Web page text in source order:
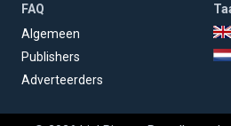
FAQ
Algemeen
Publishers
Adverteerders